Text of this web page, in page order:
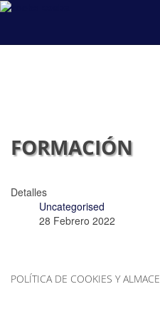
FORMACIÓN
Detalles
Uncategorised
28 Febrero 2022
POLÍTICA DE COOKIES Y